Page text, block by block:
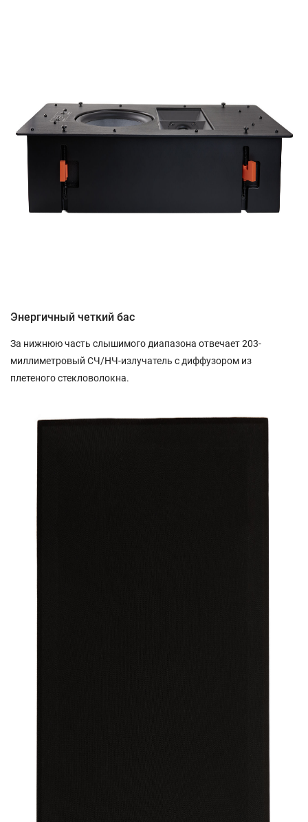
Энергичный четкий бас
За нижнюю часть слышимого диапазона отвечает 203-
миллиметровый СЧ/НЧ-излучатель с диффузором из
плетеного стекловолокна.